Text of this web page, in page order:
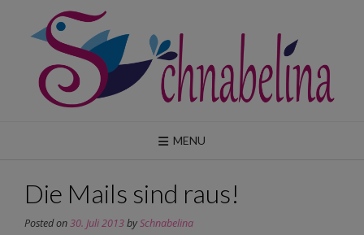
content
MENU
Die Mails sind raus!
Posted on30. Juli 2013bySchnabelina